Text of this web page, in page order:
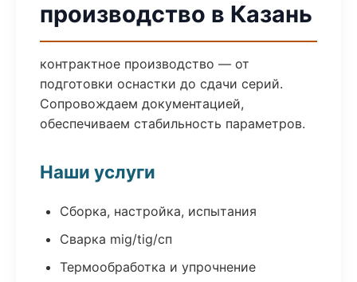
производство в Казань
контрактное производство — от
подготовки оснастки до сдачи серий.
Сопровождаем документацией,
обеспечиваем стабильность параметров.
Наши услуги
Сборка, настройка, испытания
Сварка mig/tig/сп
Термообработка и упрочнение